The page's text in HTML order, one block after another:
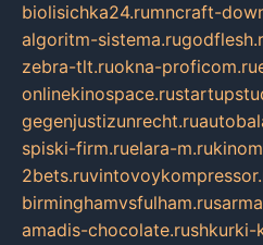
biolisichka24.rumncraft-
algoritm-sistema.ru
zebra-tlt.ruokna-proficom.ru
onlinekinospace.ru
gegenjustizunrecht.ru
spiski-firm.ruelara-m.ru
2bets.ru
birminghamvsfulham.ru
amadis-chocolate.rushkurki-